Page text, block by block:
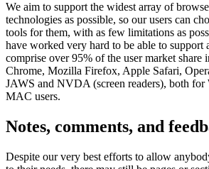
We aim to support the widest array of
technologies as possible, so our users can
tools for them, with as few limitations as
have worked very hard to be able to support
comprise over 95% of the user market share
Chrome, Mozilla Firefox, Apple Safari,
JAWS and NVDA (screen readers), both
MAC users.
Notes, comments, and
Despite our very best efforts to allow